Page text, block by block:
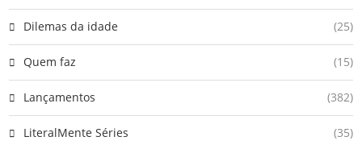
Dilemas da idade (25)
Quem faz (15)
Lançamentos (382)
LiteralMente Séries (35)